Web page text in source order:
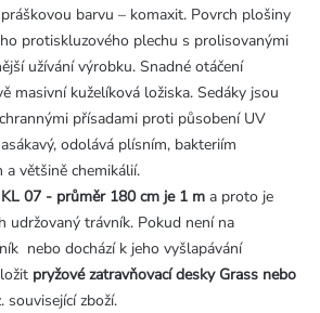
barvu – komaxit. Povrch plošiny
protiskluzového plechu s prolisovanými
užívání výrobku. Snadné otáčení
masivní kuželíková ložiska. Sedáky jsou
přísadami proti působení UV
odolává plísním, bakteriím
většině chemikálií.
07 - průměr 180 cm je 1 m a proto je
udržovaný trávník. Pokud není na
nebo dochází k jeho vyšlapávání
pryžové zatravňovací desky Grass nebo
související zboží.